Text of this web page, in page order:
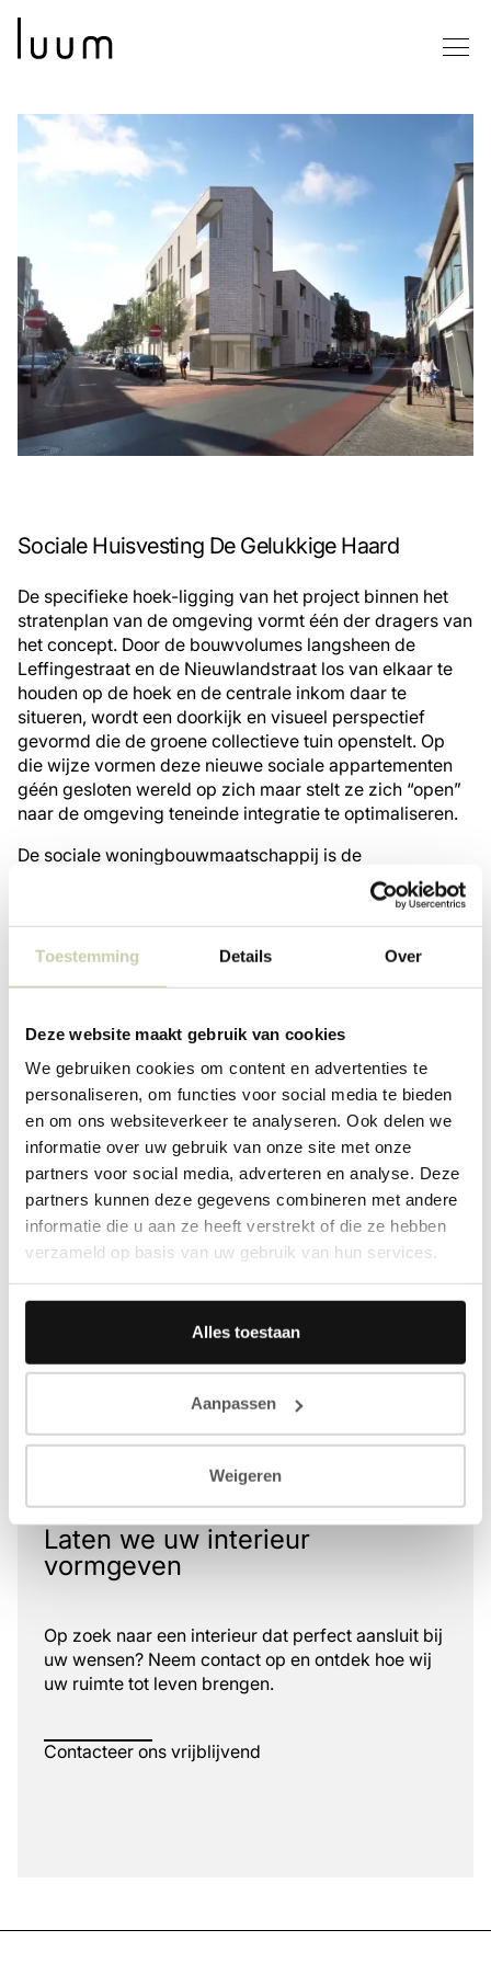
Toestemming Details Over
Deze website maakt gebruik van cookies
We gebruiken cookies om content en advertenties te
personaliseren, om functies voor social media te bieden
en om ons websiteverkeer te analyseren. Ook delen we
informatie over uw gebruik van onze site met onze
partners voor social media, adverteren en analyse. Deze
partners kunnen deze gegevens combineren met andere
informatie die u aan ze heeft verstrekt of die ze hebben
verzameld op basis van uw gebruik van hun services.
Alles toestaan
Aanpassen
Weigeren
Sociale Huisvesting De Gelukkige Haard
De specifieke hoek-ligging van het project binnen het
stratenplan van de omgeving vormt één der dragers van
het concept. Door de bouwvolumes langsheen de
Leffingestraat en de Nieuwlandstraat los van elkaar te
houden op de hoek en de centrale inkom daar te
situeren, wordt een doorkijk en visueel perspectief
gevormd die de groene collectieve tuin openstelt. Op
die wijze vormen deze nieuwe sociale appartementen
géén gesloten wereld op zich maar stelt ze zich “open”
naar de omgeving teneinde integratie te optimaliseren.
De sociale woningbouwmaatschappij is de
opdrachtgever en de gebruikers/bewoners zijn aldus
het hoofddoel van de opdracht. Duidelijke visie omtrent
sociale woningbouw is hierin cruciaal. De
gebruiksmatigheid is belangrijkst, de architecturale
bewonersgroepen dienen allen op een natuurlijke wijze
ingebed in het project. Laat de bewoners er maar hun
eigenheid aan geven maar zorg voor een stevige basis
die nu precies aankan dat er per entiteit totaal andere
invulling gegeven wordt door de sociale bewoners aan
interieur en eventuele raamdecoratie enz. Een
architectuur die niet verzwakt wordt door deze
individuele invullingen maar in tegendeel deze
ondersteunt.
Laten we uw interieur
vormgeven
Op zoek naar een interieur dat perfect aansluit bij
uw wensen? Neem contact op en ontdek hoe wij
uw ruimte tot leven brengen.
Contacteer ons vrijblijvend